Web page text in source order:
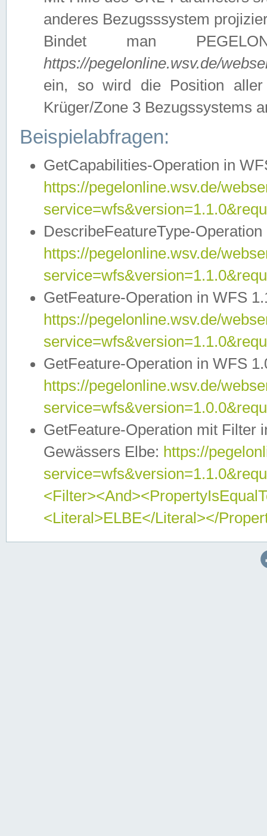
anderes Bezugsssystem
Bindet man
https://pegelonline.wsv.de/
ein, so wird die Position
Krüger/Zone 3 Bezugssystems
Beispielabfragen:
GetCapabilities-Operation in
https://pegelonline.wsv.de/
DescribeFeatureType-
https://pegelonline.wsv.de/
GetFeature-Operation in WFS
https://pegelonline.wsv.de/
GetFeature-Operation in WFS
https://pegelonline.wsv.de/
GetFeature-Operation mit Filter
Gewässers Elbe: https://
<Literal>ELBE</Literal></